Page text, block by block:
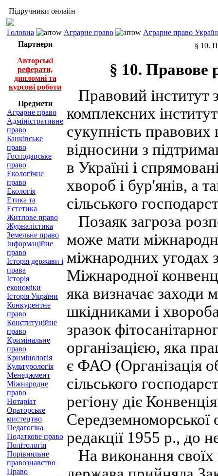
Підручники онлайн
Головна Аграрне право
Аграрне право
Партнери
Авторські
реферати,
дипломні та
курсові роботи
Предмети
Аграрне право
Адміністративне
право
Банківське
право
Господарське
право
Екологічне
право
Екологія
Етика та
Естетика
Житлове право
Журналістика
Земельне право
Інформаційне
право
Історія держави і
права
Історія
економіки
Історія України
Конкурентне
право
Конституційне
право
Кримінальне
право
Кримінологія
Культурологія
Менеджмент
Міжнародне
право
Нотаріат
Ораторське
мистецтво
Педагогіка
Податкове право
Політологія
Порівняльне
правознавство
Право
§ 10.
§ 10. Правове
Правовий інститут
комплексних
сукупність
відносини з
в Україні і
хвороб і бур'янів, а
сільського
Позаяк загроза
може мати
міжнародних угодах
Міжнародної
яка визначає заходи
шкідниками і
зразок
організацією, яка
є ФАО (Організація
сільського
регіону діє
Середземноморської
редакції 1955 р., до
На виконання